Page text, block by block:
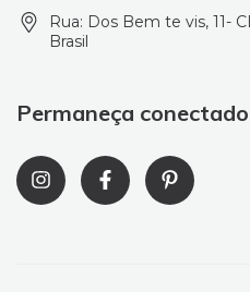
Rua: Dos Bem te vis, 11-
Brasil
Permaneça conectado